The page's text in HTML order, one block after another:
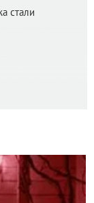
стали